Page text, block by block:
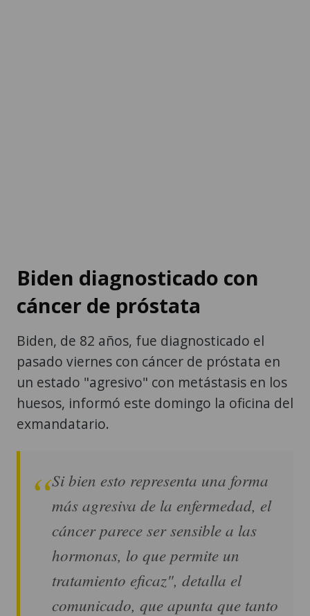
Biden diagnosticado con
cáncer de próstata
Biden, de 82 años, fue diagnosticado el
pasado viernes con cáncer de próstata en
un estado "agresivo" con metástasis en los
huesos, informó este domingo la oficina del
exmandatario.
Si bien esto representa una forma
más agresiva de la enfermedad, el
cáncer parece ser sensible a las
hormonas, lo que permite un
tratamiento eficaz", detalla el
comunicado, que apunta que tanto